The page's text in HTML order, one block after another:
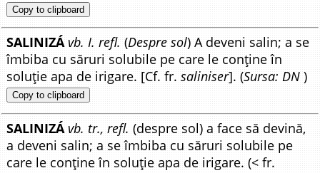
Copy to clipboard
SALINIZÁ vb. I. refl. (Despre sol) A deveni salin; a se
îmbiba cu săruri solubile pe care le conține în
soluție apa de irigare. [Cf. fr.saliniser]. (Sursa: DN )
Copy to clipboard
SALINIZÁ vb. tr., refl. (despre sol) a face să devină,
a deveni salin; a se îmbiba cu săruri solubile pe
care le conține în soluție apa de irigare. (< fr.